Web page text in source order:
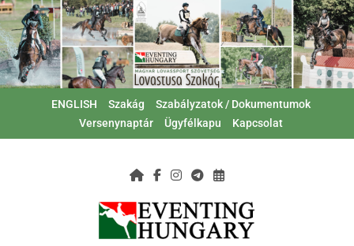
Ugrás
a
tartalomra
ENGLISH Szakág
Szabályzatok / Dokumentumok
Versenynaptár
Ügyfélkapu Kapcsolat